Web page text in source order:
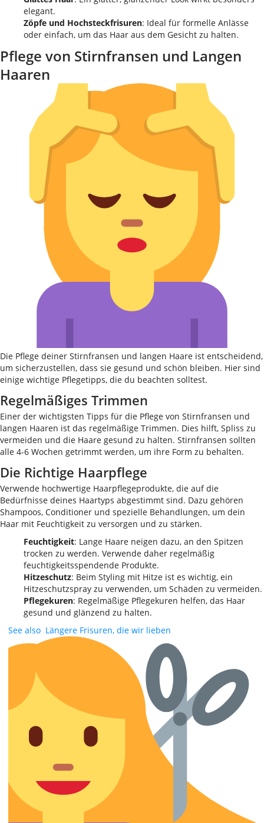
elegant.
Zöpfe und Hochsteckfrisuren: Ideal für formelle Anlässe
oder einfach, um das Haar aus dem Gesicht zu halten.
Pflege von Stirnfransen und Langen
Haaren
Die Pflege deiner Stirnfransen und langen Haare ist entscheidend,
um sicherzustellen, dass sie gesund und schön bleiben. Hier sind
einige wichtige Pflegetipps, die du beachten solltest.
Regelmäßiges Trimmen
Einer der wichtigsten Tipps für die Pflege von Stirnfransen und
langen Haaren ist das regelmäßige Trimmen. Dies hilft, Spliss zu
vermeiden und die Haare gesund zu halten. Stirnfransen sollten
alle 4-6 Wochen getrimmt werden, um ihre Form zu behalten.
Die Richtige Haarpflege
Verwende hochwertige Haarpflegeprodukte, die auf die
Bedürfnisse deines Haartyps abgestimmt sind. Dazu gehören
Shampoos, Conditioner und spezielle Behandlungen, um dein
Haar mit Feuchtigkeit zu versorgen und zu stärken.
Feuchtigkeit: Lange Haare neigen dazu, an den Spitzen
trocken zu werden. Verwende daher regelmäßig
feuchtigkeitsspendende Produkte.
Hitzeschutz: Beim Styling mit Hitze ist es wichtig, ein
Hitzeschutzspray zu verwenden, um Schäden zu vermeiden.
Pflegekuren: Regelmäßige Pflegekuren helfen, das Haar
gesund und glänzend zu halten.
See also Längere Frisuren, die wir lieben